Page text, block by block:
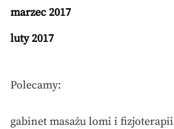
marzec 2017
luty 2017
Polecamy:
gabinet masażu lomi i fizjoterapii